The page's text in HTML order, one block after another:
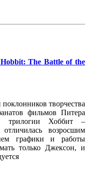
The Battle of the
творчества
фильмов Питера
трилогии Хоббит –
возросшим
графики и работы
только Джексон, и